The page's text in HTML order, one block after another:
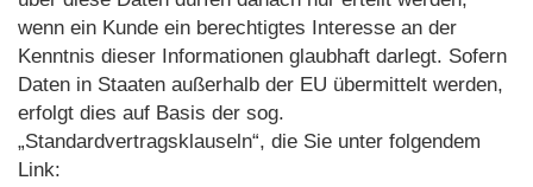
wenn ein Kunde ein berechtigtes Interesse an der
Kenntnis dieser Informationen glaubhaft darlegt. Sofern
Daten in Staaten außerhalb der EU übermittelt werden,
erfolgt dies auf Basis der sog.
„Standardvertragsklauseln“, die Sie unter folgendem
Link: